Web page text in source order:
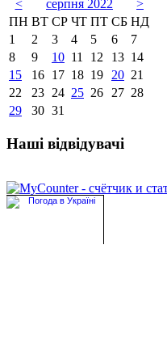
< серпня 2022
>
ПН ВТ СР ЧТ ПТ СБ НД
1
2 3 4 5 6
7
8
9 10 11 12 13 14
15
16 17 18 19 20 21
22
23 24 25 26 27 28
29
30 31
Наші відвідувачі